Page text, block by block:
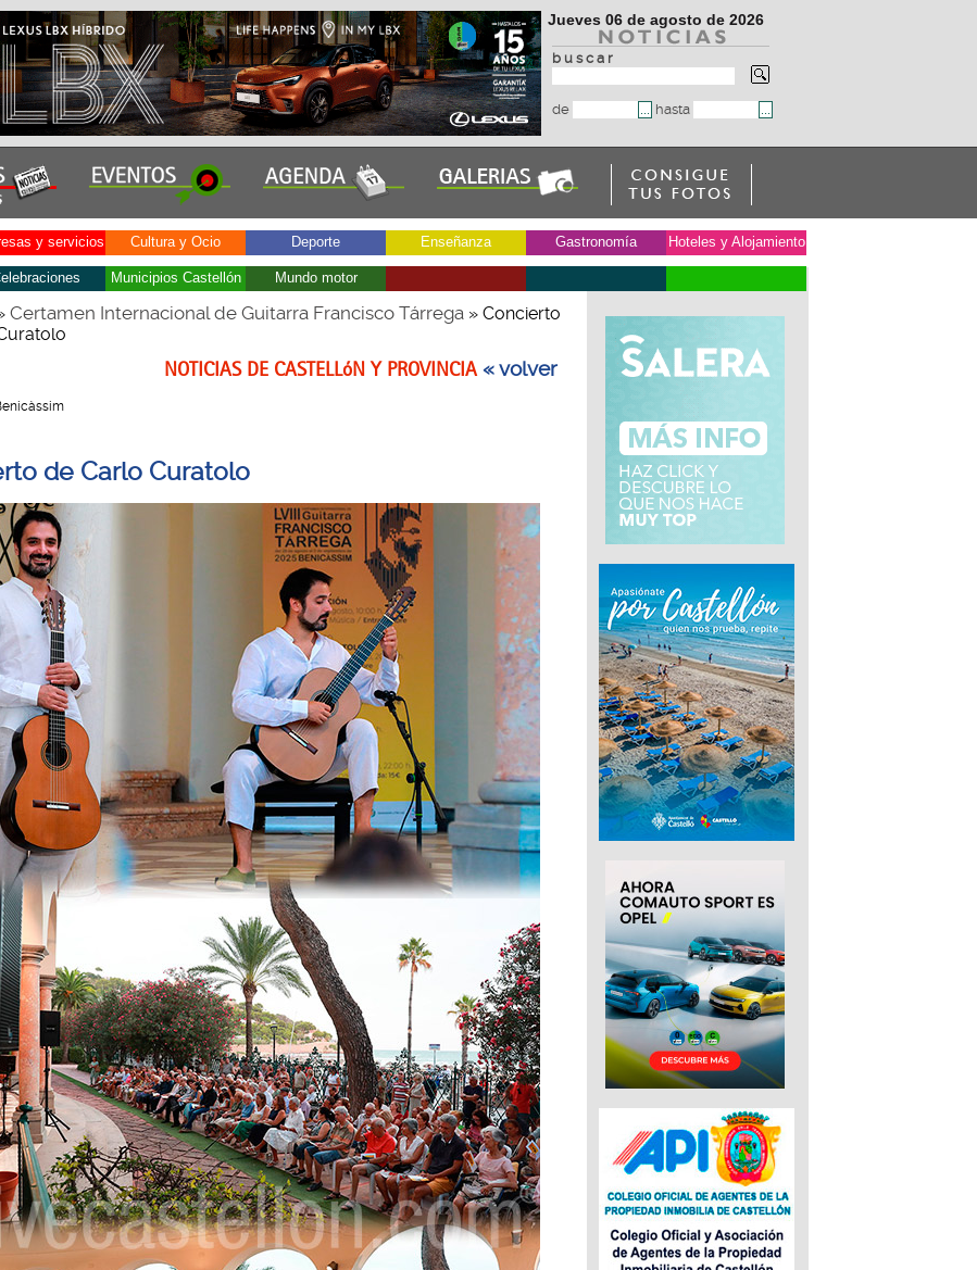
Jueves 06 de agosto de 2026
b u s c a r
de hasta
y servicios Cultura y Ocio Deporte Enseñanza Gastronomía Hoteles y Alojamiento
Municipios Castellón Mundo motor
Certamen Internacional de Guitarra Francisco Tárrega» Concierto
NOTICIAS DE CASTELLóN Y PROVINCIA« volver
de Carlo Curatolo